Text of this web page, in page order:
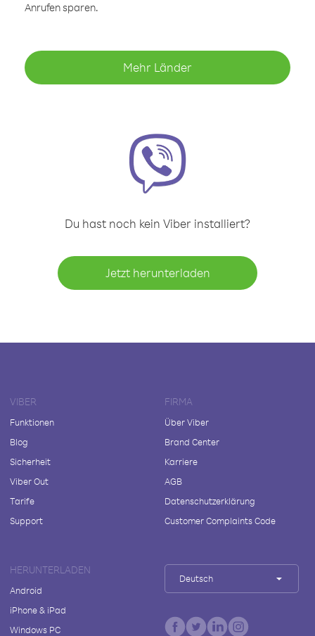
Anrufen sparen.
Mehr Länder
Du hast noch kein Viber installiert?
Jetzt herunterladen
VIBER
Funktionen
Blog
Sicherheit
Viber Out
Tarife
Support
FIRMA
Über Viber
Brand Center
Karriere
AGB
Datenschutzerklärung
Customer Complaints Code
HERUNTERLADEN
Android
iPhone & iPad
Windows PC
Deutsch